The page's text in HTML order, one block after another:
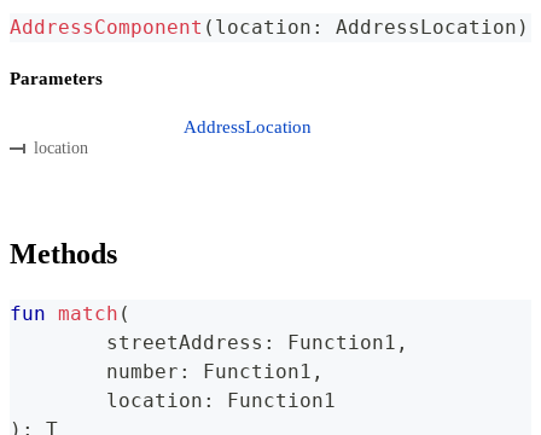
AddressComponent ( location : AddressLocation )
Parameters
location
AddressLocation
Methods
fun match (
	streetAddress
: Function1 ,
	number
: Function1 ,
	location
:
Function1
) : T